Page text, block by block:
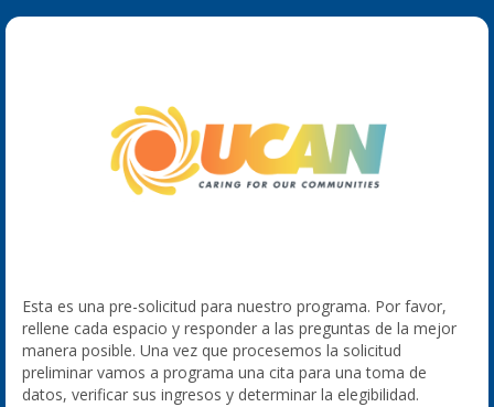
Esta es una pre-solicitud para nuestro programa. Por favor,
rellene cada espacio y responder a las preguntas de la mejor
manera posible. Una vez que procesemos la solicitud
preliminar vamos a programa una cita para una toma de
datos, verificar sus ingresos y determinar la elegibilidad.